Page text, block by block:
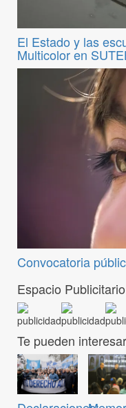
El Estado y las
Multicolor en
Convocatoria
Espacio Publicitario
Te pueden interesar